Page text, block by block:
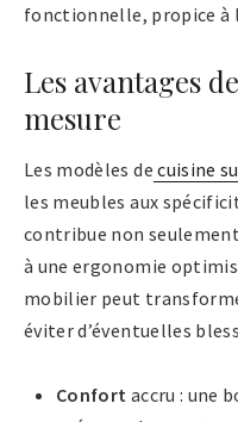
fonctionnelle, propice à
Les avantages
mesure
Les modèles de cuisine
les meubles aux
contribue non
à une ergonomie
mobilier peut
éviter d’éventuelles
Confort accru : une